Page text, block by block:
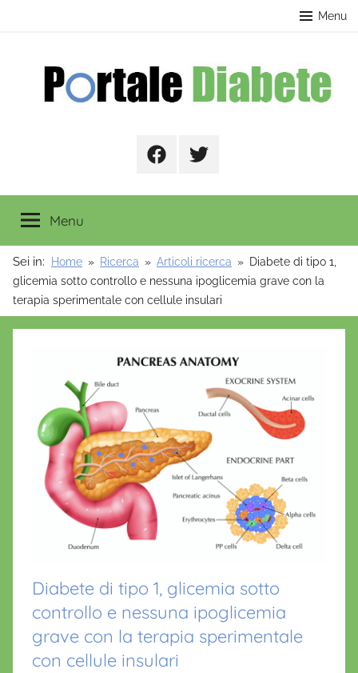
Menu
FacebookTwitter
Menu
Sei in: Home Ricerca Articoli ricerca
Diabete di tipo 1,
glicemia sotto controllo e nessuna ipoglicemia grave con la
terapia sperimentale con cellule insulari
Diabete di tipo 1, glicemia sotto
controllo e nessuna ipoglicemia
grave con la terapia sperimentale
con cellule insulari